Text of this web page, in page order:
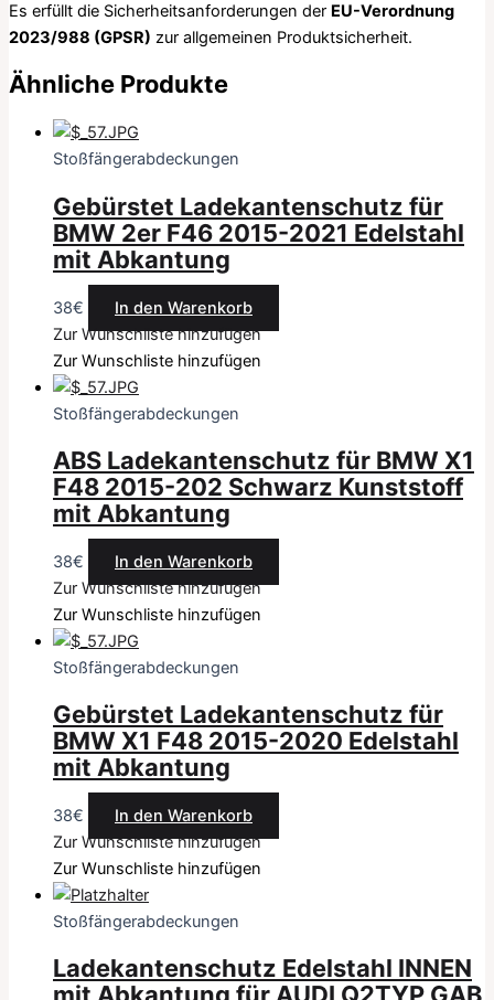
Es erfüllt die Sicherheitsanforderungen der EU-Verordnung
2023/988 (GPSR) zur allgemeinen Produktsicherheit.
Ähnliche Produkte
Stoßfängerabdeckungen
Gebürstet Ladekantenschutz für
BMW 2er F46 2015-2021 Edelstahl
mit Abkantung
38€
In den Warenkorb
Zur Wunschliste hinzufügen
Zur Wunschliste hinzufügen
Stoßfängerabdeckungen
ABS Ladekantenschutz für BMW X1
F48 2015-202 Schwarz Kunststoff
mit Abkantung
38€
In den Warenkorb
Zur Wunschliste hinzufügen
Zur Wunschliste hinzufügen
Stoßfängerabdeckungen
Gebürstet Ladekantenschutz für
BMW X1 F48 2015-2020 Edelstahl
mit Abkantung
38€
In den Warenkorb
Zur Wunschliste hinzufügen
Zur Wunschliste hinzufügen
Stoßfängerabdeckungen
Ladekantenschutz Edelstahl INNEN